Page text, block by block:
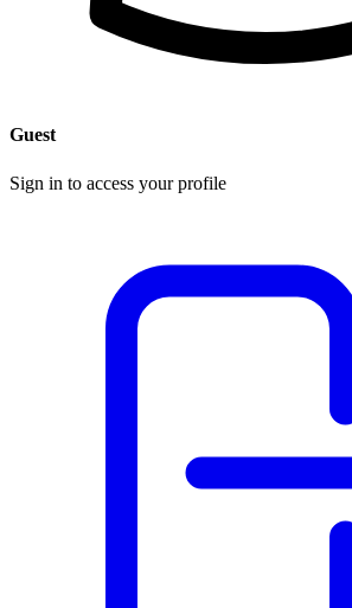
Guest
Sign in to access your profile